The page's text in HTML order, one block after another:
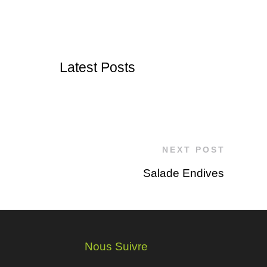
Latest Posts
NEXT POST
Salade Endives
Nous Suivre